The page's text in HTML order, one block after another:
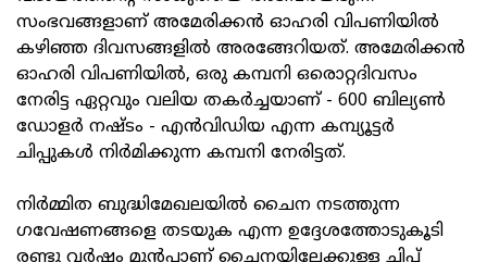
സംഭവങ്ങളാണ് അമേരിക്കൻ ഓഹരി വിപണിയിൽ
കഴിഞ്ഞ ദിവസങ്ങളിൽ അരങ്ങേറിയത്. അമേരിക്കൻ
ഓഹരി വിപണിയിൽ, ഒരു കമ്പനി ഒരൊറ്റദിവസം
നേരിട്ട ഏറ്റവും വലിയ തകർച്ചയാണ് - 600 ബില്യൺ
ഡോളർ നഷ്ടം - എൻവിഡിയ എന്ന കമ്പ്യൂട്ടർ
ചിപ്പുകൾ നിർമിക്കുന്ന കമ്പനി നേരിട്ടത്.
നിർമ്മിത ബുദ്ധിമേഖലയിൽ ചൈന നടത്തുന്ന
ഗവേഷണങ്ങളെ തടയുക എന്ന ഉദ്ദേശത്തോടുകൂടി
രണ്ടു വർഷം മുൻപാണ് ചൈനയിലേക്കുള്ള ചിപ്പ്